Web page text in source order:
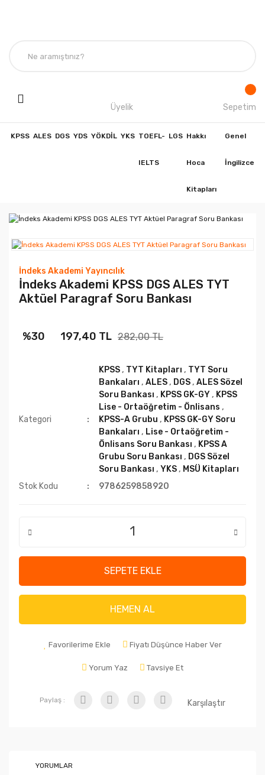
Üyelik Sepetim
KPSS ALES DGS YDS YÖKDİL YKS TOEFL-
IELTS
LGS Hakkı
Hoca
Kitapları
Genel
İngilizce
İndeks Akademi Yayıncılık
İndeks Akademi KPSS DGS ALES TYT
Aktüel Paragraf Soru Bankası
%30 197,40 TL 282,00 TL
Kategori
KPSS, TYT Kitapları , TYT Soru
Bankaları ,ALES, DGS,ALES Sözel
Soru Bankası , KPSS GK-GY, KPSS
Lise - Ortaöğretim - Önlisans ,
KPSS-A Grubu , KPSS GK-GY Soru
Bankaları , Lise - Ortaöğretim -
Önlisans Soru Bankası , KPSS A
Grubu Soru Bankası , DGS Sözel
Soru Bankası ,YKS, MSÜ Kitapları
Stok Kodu
9786259858920
SEPETE EKLE
HEMEN AL
Favorilerime Ekle Fiyatı Düşünce Haber Ver
Yorum Yaz Tavsiye Et
Paylaş : Karşılaştır
YORUMLAR